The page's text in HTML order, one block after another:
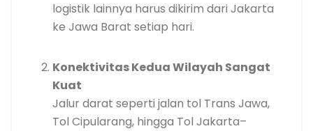
logistik lainnya harus dikirim dari Jakarta
ke Jawa Barat setiap hari.
Konektivitas Kedua Wilayah Sangat
Kuat
Jalur darat seperti jalan tol Trans Jawa,
Tol Cipularang, hingga Tol Jakarta–